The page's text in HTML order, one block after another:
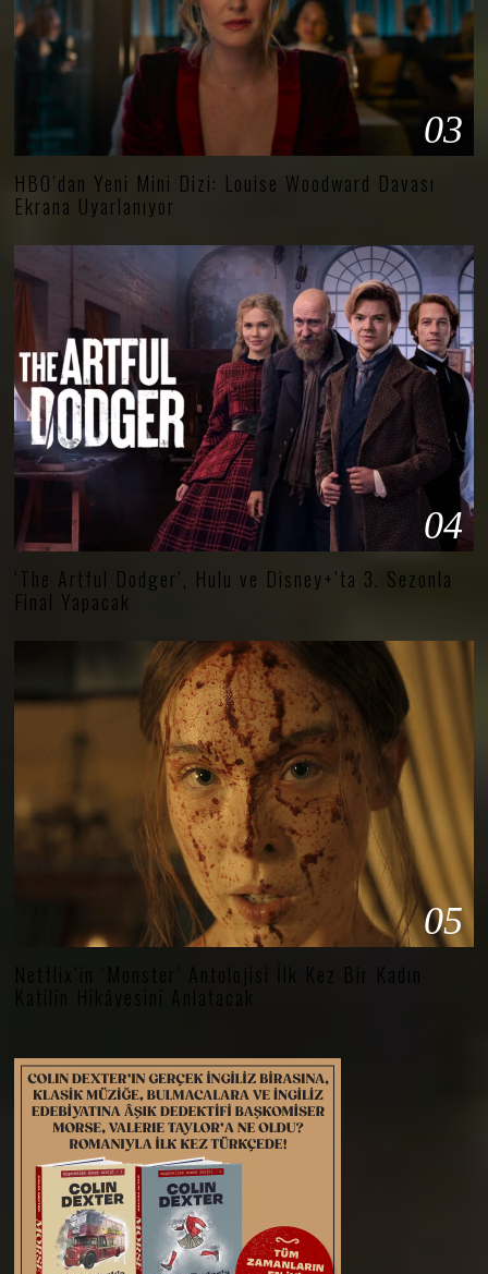
03
HBO’dan Yeni Mini Dizi: Louise Woodward Davası
Ekrana Uyarlanıyor
04
‘The Artful Dodger’, Hulu ve Disney+’ta 3. Sezonla
Final Yapacak
05
Netflix’in ‘Monster’ Antolojisi İlk Kez Bir Kadın